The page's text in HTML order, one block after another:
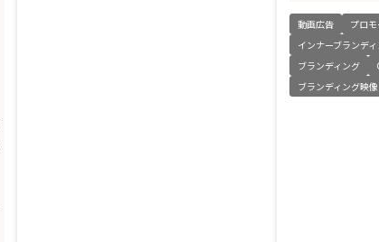
動画広告 プロ
インナーブランデ
ブランディング
ブランディング映像